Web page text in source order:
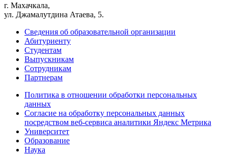
г. Махачкала,
ул. Джамалутдина Атаева, 5.
Сведения об образовательной организации
Абитуриенту
Студентам
Выпускникам
Сотрудникам
Партнерам
Политика в отношении обработки персональных
данных
Согласие на обработку персональных данных
посредством веб-сервиса аналитики Яндекс Метрика
Университет
Образование
Наука